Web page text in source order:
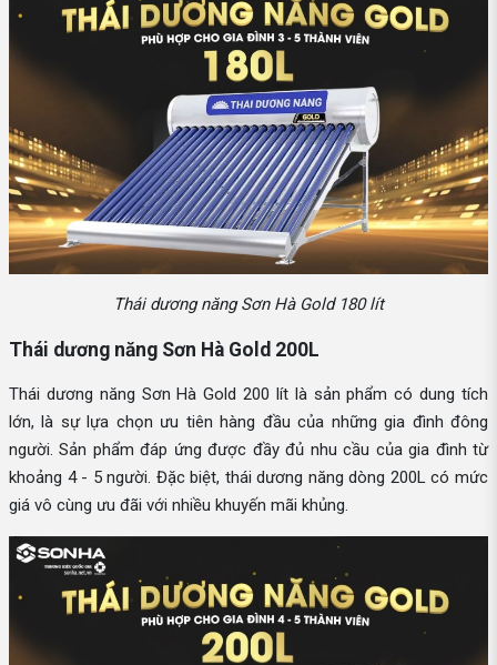
Thái dương năng Sơn Hà Gold 180 lít
Thái dương năng Sơn Hà Gold 200L
Thái dương năng Sơn Hà Gold 200 lít là sản phẩm có dung tích
lớn, là sự lựa chọn ưu tiên hàng đầu của những gia đình đông
người. Sản phẩm đáp ứng được đầy đủ nhu cầu của gia đình từ
khoảng 4 - 5 người. Đặc biệt, thái dương năng dòng 200L có mức
giá vô cùng ưu đãi với nhiều khuyến mãi khủng.